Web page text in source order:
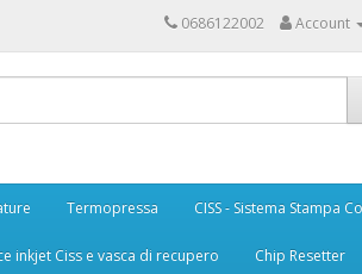
0686122002 Account
Termopressa CISS - Sistema Stampa
inkjet Ciss e vasca di recupero Chip Resetter